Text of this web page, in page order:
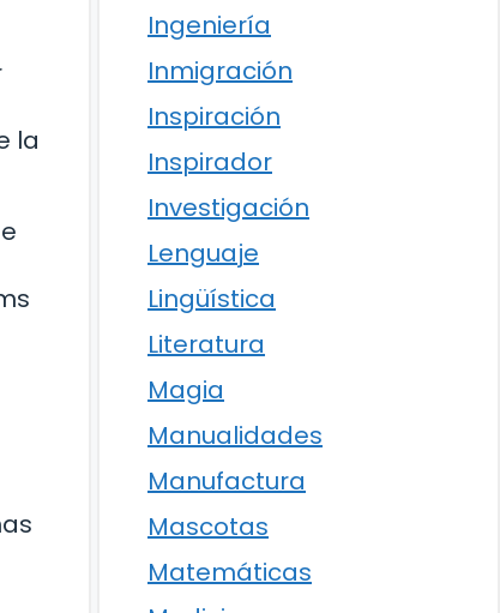
la
Ingeniería
Inmigración
Inspiración
Inspirador
Investigación
Lenguaje
Lingüística
Literatura
Magia
Manualidades
Manufactura
Mascotas
Matemáticas